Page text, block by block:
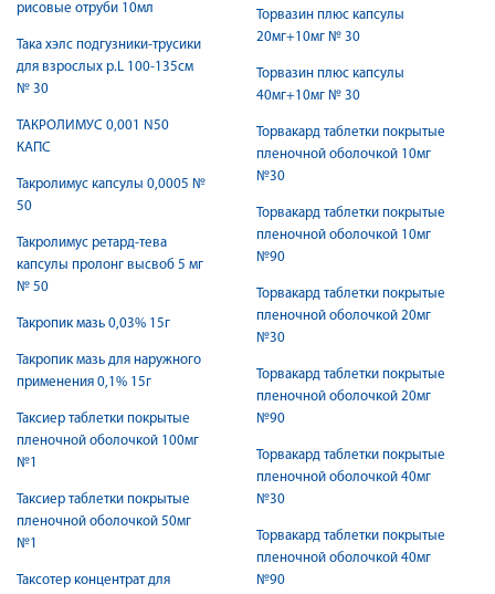
рисовые отруби 10мл
Така хэлс подгузники-трусики
для взрослых р.L 100-135см
№ 30
ТАКРОЛИМУС 0,001 N50
КАПС
Такролимус капсулы 0,0005 №
50
Такролимус ретард-тева
капсулы пролонг высвоб 5 мг
№ 50
Такропик мазь 0,03% 15г
Такропик мазь для наружного
применения 0,1% 15г
Таксиер таблетки покрытые
пленочной оболочкой 100мг
№1
Таксиер таблетки покрытые
пленочной оболочкой 50мг
№1
Таксотер концентрат для
Торвазин плюс капсулы
20мг+10мг № 30
Торвазин плюс капсулы
40мг+10мг № 30
Торвакард таблетки покрытые
пленочной оболочкой 10мг
№30
Торвакард таблетки покрытые
пленочной оболочкой 10мг
№90
Торвакард таблетки покрытые
пленочной оболочкой 20мг
№30
Торвакард таблетки покрытые
пленочной оболочкой 20мг
№90
Торвакард таблетки покрытые
пленочной оболочкой 40мг
№30
Торвакард таблетки покрытые
пленочной оболочкой 40мг
№90